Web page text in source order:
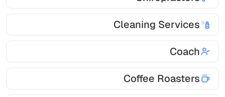
Cleaning Services
Coach
Coffee Roasters